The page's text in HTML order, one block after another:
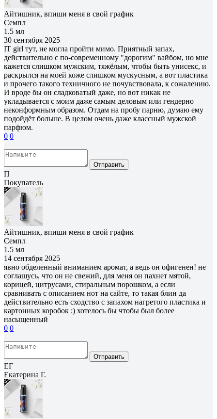
Айтишник, впиши меня в свой график
Семпл
1.5 мл
30 сентября 2025
IT girl тут, не могла пройти мимо. Приятный запах,
действительно с по-современному "дорогим" вайбом, но мне
кажется слишком мужским, тяжёлым, чтобы быть унисекс, и
раскрылся на моей коже слишком мускусным, а вот пластика
и прочего такого техничного не почувствовала, к сожалению.
И вроде бы он сладковатый даже, но вот никак не
укладывается с моим даже самым деловым или гендерно
неконформным образом. Отдам на пробу парню, думаю ему
подойдёт больше. В целом очень даже классный мужской
парфюм.
0 0
Отправить
П
Покупатель
Айтишник, впиши меня в свой график
Семпл
1.5 мл
14 сентября 2025
явно обделенный вниманием аромат, а ведь он офигенен! не
соглашусь, что он не свежий, для меня он пахнет мятой,
корицей, цитрусами, стиральным порошком, а если
сравнивать с описанием нот на сайте, то такая блин да
действительно есть сходство с запахом нагретого пластика и
картонных коробок :) хотелось бы чтобы был более
насыщенный
0 0
Отправить
ЕГ
Екатерина Г.